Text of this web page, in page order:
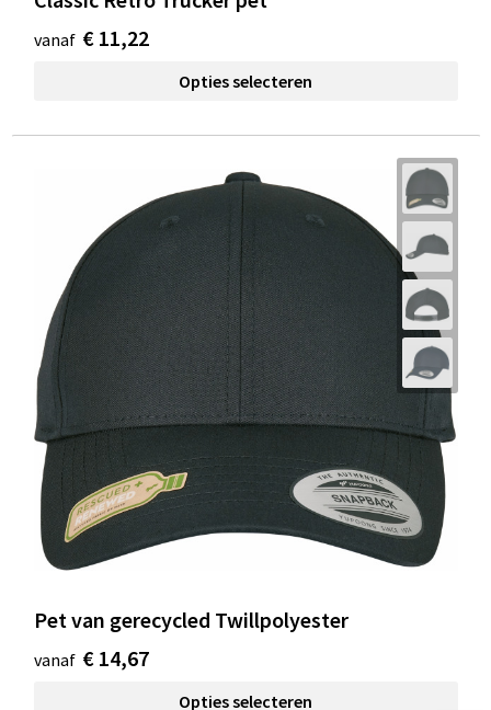
vanaf € 11,22
Opties selecteren
Pet van gerecycled Twillpolyester
vanaf € 14,67
Opties selecteren